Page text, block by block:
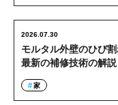
モルタル外壁のひび
最新の補修技術の解説
2026.07.30
家